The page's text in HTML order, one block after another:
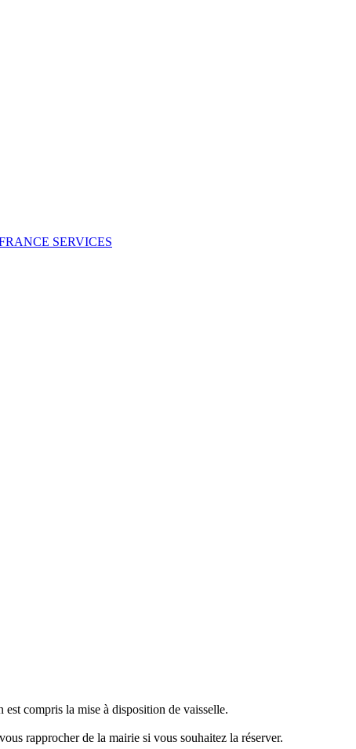
SERVICES
compris la mise à disposition de vaisselle.
rapprocher de la mairie si vous souhaitez la réserver.